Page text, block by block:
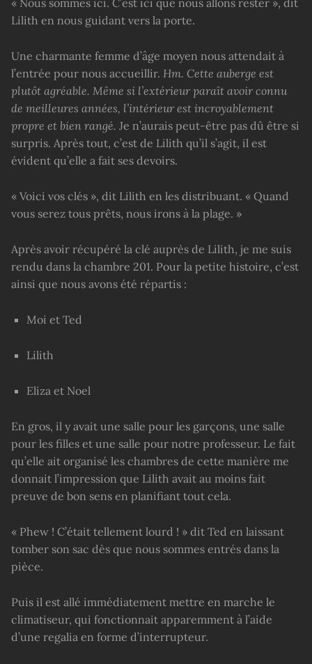
« Nous sommes ici. C’est ici que nous allons rester », dit
Lilith en nous guidant vers la porte.
Une charmante femme d’âge moyen nous attendait à
l’entrée pour nous accueillir. Hm. Cette auberge est
plutôt agréable. Même si l’extérieur paraît avoir connu
de meilleures années, l’intérieur est incroyablement
propre et bien rangé. Je n’aurais peut-être pas dû être si
surpris. Après tout, c’est de Lilith qu’il s’agit, il est
évident qu’elle a fait ses devoirs.
« Voici vos clés », dit Lilith en les distribuant. « Quand
vous serez tous prêts, nous irons à la plage. »
Après avoir récupéré la clé auprès de Lilith, je me suis
rendu dans la chambre 201. Pour la petite histoire, c’est
ainsi que nous avons été répartis :
Moi et Ted
Lilith
Eliza et Noel
En gros, il y avait une salle pour les garçons, une salle
pour les filles et une salle pour notre professeur. Le fait
qu’elle ait organisé les chambres de cette manière me
donnait l’impression que Lilith avait au moins fait
preuve de bon sens en planifiant tout cela.
« Phew ! C’était tellement lourd ! » dit Ted en laissant
tomber son sac dès que nous sommes entrés dans la
pièce.
Puis il est allé immédiatement mettre en marche le
climatiseur, qui fonctionnait apparemment à l’aide
d’une regalia en forme d’interrupteur.